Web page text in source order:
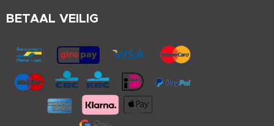
BETAAL VEILIG